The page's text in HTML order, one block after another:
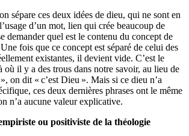
sépare ces deux idées de dieu, qui ne sont en
d’un mot, lien qui crée beaucoup de
demander quel est le contenu du concept de
fois que ce concept est séparé de celui des
existantes, il devient vide. C’est le
où il y a des trous dans notre savoir, au lieu de
on dit « c’est Dieu ». Mais si ce dieu n’a
ces deux dernières phrases ont le même
n’a aucune valeur explicative.
ou positiviste de la théologie